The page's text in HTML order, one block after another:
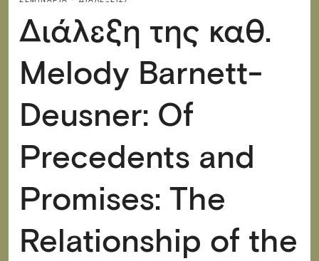
Διάλεξη της καθ.
Melody Barnett-
Deusner: Of
Precedents and
Promises: The
Relationship of the